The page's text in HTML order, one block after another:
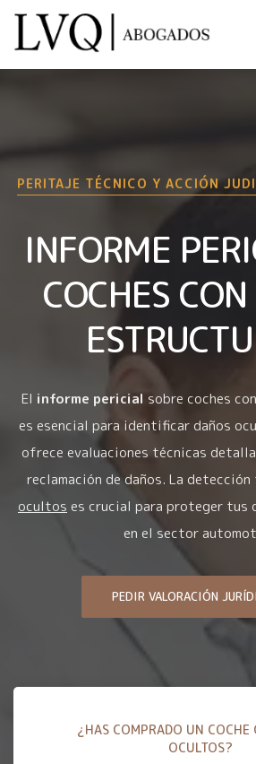
PERITAJE TÉCNICO Y ACCIÓN
INFORME
COCHES
El informe pericial sobre coches con
es esencial para identificar daños
ofrece evaluaciones técnicas
reclamación de daños. La detección
ocultos es crucial para proteger tus
en el sector
PEDIR VALORACIÓN
¿HAS COMPRADO UN COCHE
OCULTOS?